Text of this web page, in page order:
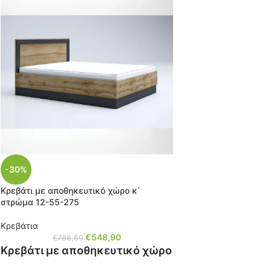
-30%
Κρεβάτι με αποθηκευτικό χώρο κ΄
στρώμα 12-55-275
Κρεβάτια
€786,50 €548,90
Κρεβάτι με αποθηκευτικό χώρο